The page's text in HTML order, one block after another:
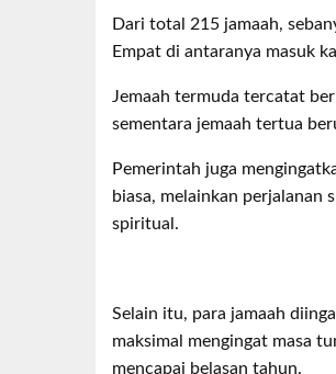
Dari total 215 jamaah,
Empat di antaranya masuk
Jemaah termuda tercatat
sementara jemaah tertua
Pemerintah juga
biasa, melainkan perjalanan
spiritual.
Selain itu, para jamaah
maksimal mengingat masa
mencapai belasan tahun.